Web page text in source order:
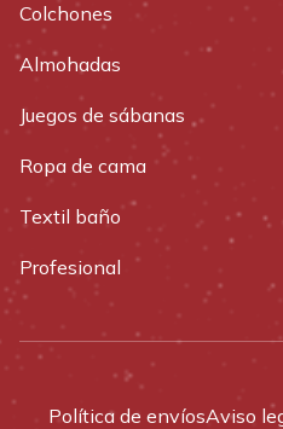
Colchones
Almohadas
Juegos de sábanas
Ropa de cama
Textil baño
Profesional
Política de envíosAviso